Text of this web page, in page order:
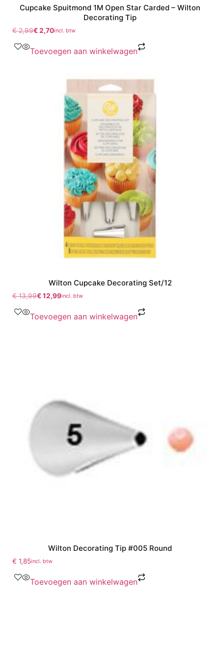
Cupcake Spuitmond 1M Open Star Carded – Wilton
Decorating Tip
€2,99€2,70incl. btw
Toevoegen aan winkelwagen
Wilton Cupcake Decorating Set/12
€13,99€12,99incl. btw
Toevoegen aan winkelwagen
Wilton Decorating Tip #005 Round
€ 1,85incl. btw
Toevoegen aan winkelwagen